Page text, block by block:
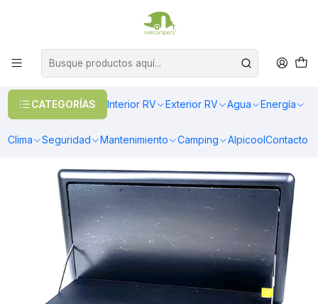
CATEGORÍAS Interior RV Exterior RV Agua Energía
Clima Seguridad Mantenimiento Camping AlpicoolContacto
OFERTAS EN CALEFACCIÓN DIESEL
Mesa exterior lateral negra con luz led para casa rodante y
motorhome